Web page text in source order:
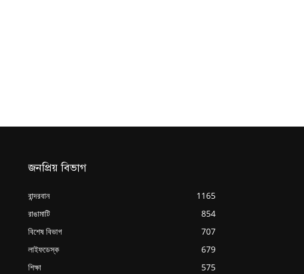
জনপ্রিয় বিভাগ
বান্দরবান
1165
রাঙামাটি
854
বিশেষ বিভাগ
707
লাইফডেস্ক
679
শিক্ষা
575